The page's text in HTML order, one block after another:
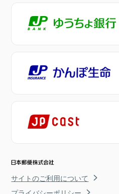
サイトのご利用について